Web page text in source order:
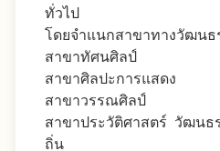
ทั่วไป
โดยจำแนกสาขาทางวัฒนธ
สาขาทัศนศิลป์
สาขาศิลปะการแสดง
สาขาวรรณศิลป์
สาขาประวัติศาสตร์ วัฒน
ถิ่น